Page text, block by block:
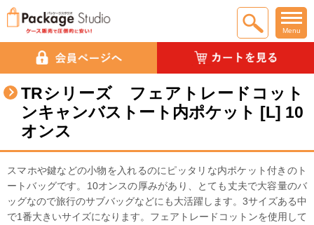
Menu
TRシリーズ フェアトレードコット
ンキャンバストート内ポケット [L] 10
オンス
スマホや鍵などの小物を入れるのにピッタリな内ポケット付きのト
ートバッグです。10オンスの厚みがあり、とても丈夫で大容量のバ
ッグなので旅行のサブバッグなどにも大活躍します。3サイズある中
で1番大きいサイズになります。フェアトレードコットンを使用して